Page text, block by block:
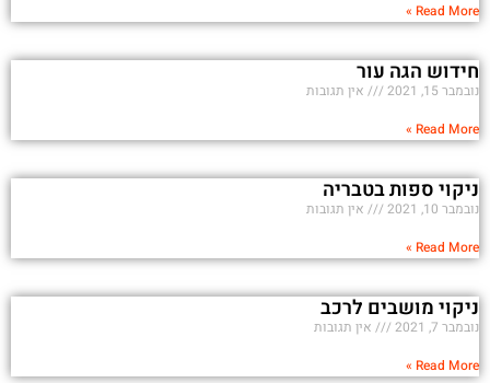
Read More »
חידוש הגה עור
נובמבר 15, 2021
אין תגובות
Read More »
ניקוי ספות בטבריה
נובמבר 10, 2021
אין תגובות
Read More »
ניקוי מושבים לרכב
נובמבר 7, 2021
אין תגובות
Read More »